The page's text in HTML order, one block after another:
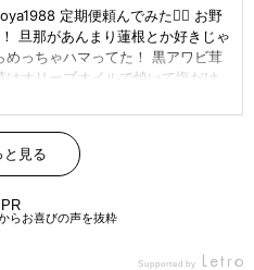
定期便頼んでみた🙆‍♀️ お野
旦那があんまり蓮根とか好きじゃ
っちゃハマってた！ 黒アワビ茸
オリーブオイルで焼いて塩だけ
満足♡‼︎ 他の食材も頼んで美味し
た😅😅笑 ほんでダンボール📦って
食材出してたら食材抱えて入り
まった🤣笑 #ラディッシュボーヤ #
ぼーやの食材で作ったご飯 #野菜
の子ママ #料理記録 #蓮根レシピ
と見る
らお喜びの声を抜粋
PR
Supported by